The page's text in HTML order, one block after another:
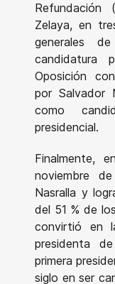
Refundación
Zelaya, en
generales
candidatura
Oposición
por Salvador
como
presidencial.
Finalmente,
noviembre
Nasralla y
del 51 % de
convirtió en
presidenta
primera
siglo en ser